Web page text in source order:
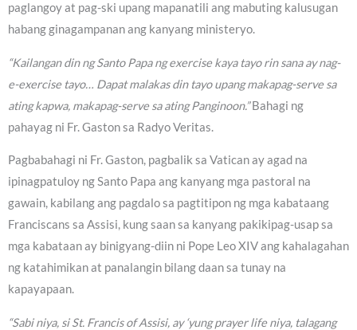
paglangoy at pag-ski upang mapanatili ang mabuting kalusugan
habang ginagampanan ang kanyang ministeryo.
“Kailangan din ng Santo Papa ng exercise kaya tayo rin sana ay nag-
e-exercise tayo… Dapat malakas din tayo upang makapag-serve sa
ating kapwa, makapag-serve sa ating Panginoon.”Bahagi ng
pahayag ni Fr. Gaston sa Radyo Veritas.
Pagbabahagi ni Fr. Gaston, pagbalik sa Vatican ay agad na
ipinagpatuloy ng Santo Papa ang kanyang mga pastoral na
gawain, kabilang ang pagdalo sa pagtitipon ng mga kabataang
Franciscans sa Assisi, kung saan sa kanyang pakikipag-usap sa
mga kabataan ay binigyang-diin ni Pope Leo XIV ang kahalagahan
ng katahimikan at panalangin bilang daan sa tunay na
kapayapaan.
“Sabi niya, si St. Francis of Assisi, ay ‘yung prayer life niya, talagang